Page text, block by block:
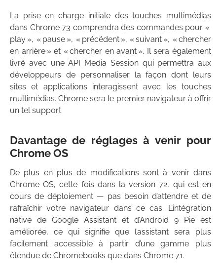
La prise en charge initiale des touches multimédias
dans Chrome 73 comprendra des commandes pour «
play », « pause », « précédent », « suivant », « chercher
en arrière » et « chercher en avant ». Il sera également
livré avec une API Media Session qui permettra aux
développeurs de personnaliser la façon dont leurs
sites et applications interagissent avec les touches
multimédias. Chrome sera le premier navigateur à offrir
un tel support.
Davantage de réglages à venir pour
Chrome OS
De plus en plus de modifications sont à venir dans
Chrome OS, cette fois dans la version 72, qui est en
cours de déploiement — pas besoin d’attendre et de
rafraîchir votre navigateur dans ce cas. L’intégration
native de Google Assistant et d’Android 9 Pie est
améliorée, ce qui signifie que l’assistant sera plus
facilement accessible à partir d’une gamme plus
étendue de Chromebooks que dans Chrome 71.